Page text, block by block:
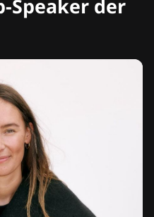
Speaker der